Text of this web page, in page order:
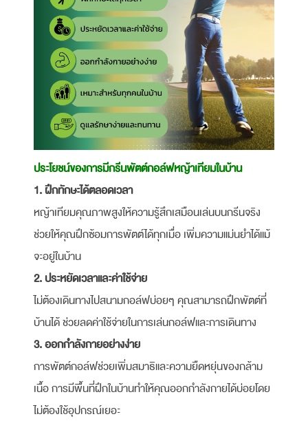
ประโยชน์ของการมีกรีนพัตต์กอล์ฟหญ้าเทียมในบ้าน️
1. ฝึกทักษะได้ตลอดเวลา
หญ้าเทียมคุณภาพสูงให้ความรู้สึกเสมือนเล่นบนกรีนจริง
ช่วยให้คุณฝึกซ้อมการพัตต์ได้ทุกเมื่อ เพิ่มความแม่นยำได้แม้
จะอยู่ในบ้าน
2. ประหยัดเวลาและค่าใช้จ่าย
ไม่ต้องเดินทางไปสนามกอล์ฟบ่อยๆ คุณสามารถฝึกพัตต์ที่
บ้านได้ ช่วยลดค่าใช้จ่ายในการเล่นกอล์ฟและการเดินทาง
3. ออกกำลังกายอย่างง่าย
การพัตต์กอล์ฟช่วยเพิ่มสมาธิและความยืดหยุ่นของกล้าม
เนื้อ การมีพื้นที่ฝึกในบ้านทำให้คุณออกกำลังกายได้บ่อยโดย
ไม่ต้องใช้อุปกรณ์เยอะ